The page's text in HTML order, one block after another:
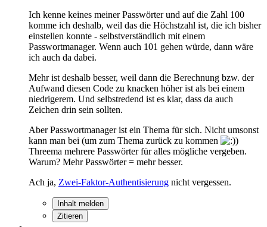
Ich kenne keines meiner Passwörter und auf die Zahl 100
komme ich deshalb, weil das die Höchstzahl ist, die ich bisher
einstellen konnte - selbstverständlich mit einem
Passwortmanager. Wenn auch 101 gehen würde, dann wäre
ich auch da dabei.
Mehr ist deshalb besser, weil dann die Berechnung bzw. der
Aufwand diesen Code zu knacken höher ist als bei einem
niedrigerem. Und selbstredend ist es klar, dass da auch
Zeichen drin sein sollten.
Aber Passwortmanager ist ein Thema für sich. Nicht umsonst
kann man bei (um zum Thema zurück zu kommen
)
Threema mehrere Passwörter für alles mögliche vergeben.
Warum? Mehr Passwörter = mehr besser.
Ach ja, Zwei-Faktor-Authentisierung nicht vergessen.
Inhalt melden
Zitieren